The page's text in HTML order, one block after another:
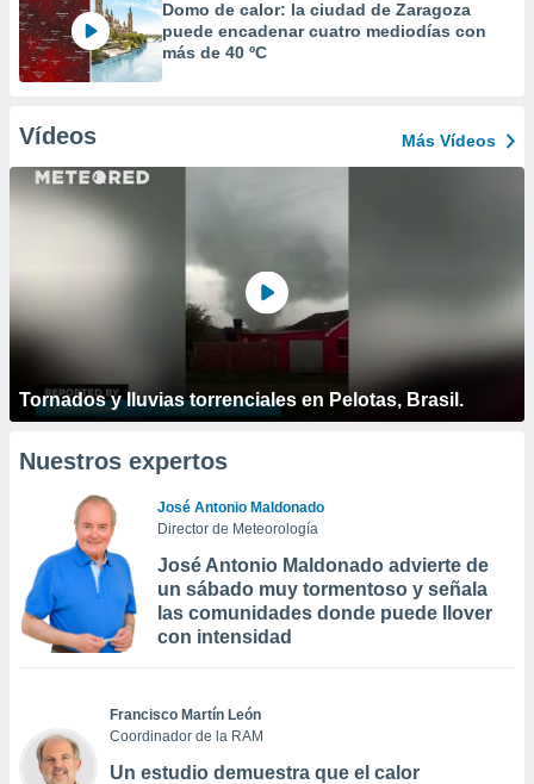
Domo de calor: la ciudad de Zaragoza
puede encadenar cuatro mediodías con
más de 40 ºC
Vídeos Más Vídeos
Tornados y lluvias torrenciales en Pelotas, Brasil.
Nuestros expertos
José Antonio Maldonado
Director de Meteorología
José Antonio Maldonado advierte de
un sábado muy tormentoso y señala
las comunidades donde puede llover
con intensidad
Francisco Martín León
Coordinador de la RAM
Un estudio demuestra que el calor